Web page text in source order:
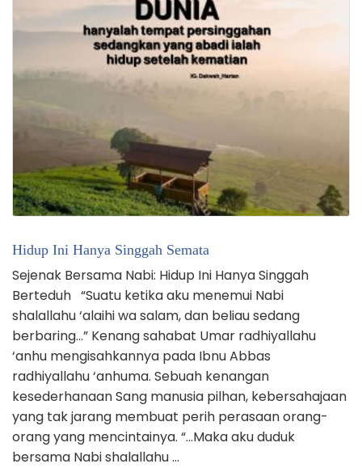
Hidup Ini Hanya Singgah Semata
Sejenak Bersama Nabi: Hidup Ini Hanya Singgah
Berteduh “Suatu ketika aku menemui Nabi
shalallahu ‘alaihi wa salam, dan beliau sedang
berbaring…” Kenang sahabat Umar radhiyallahu
‘anhu mengisahkannya pada Ibnu Abbas
radhiyallahu ‘anhuma. Sebuah kenangan
kesederhanaan Sang manusia pilhan, kebersahajaan
yang tak jarang membuat perih perasaan orang-
orang yang mencintainya. “…Maka aku duduk
bersama Nabi shalallahu …